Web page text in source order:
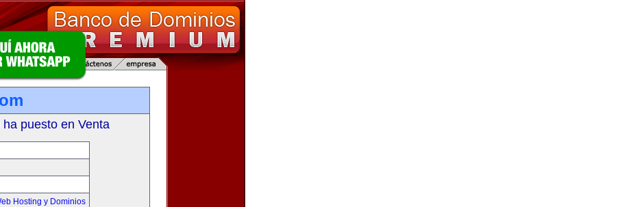
puesto en Venta
Hosting y Dominios